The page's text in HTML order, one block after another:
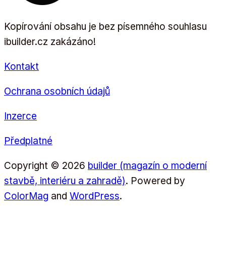
Kopírování obsahu je bez písemného souhlasu
ibuilder.cz zakázáno!
Kontakt
Ochrana osobních údajů
Inzerce
Předplatné
Copyright © 2026 builder (magazín o moderní
stavbě, interiéru a zahradě). Powered by
ColorMag and WordPress.